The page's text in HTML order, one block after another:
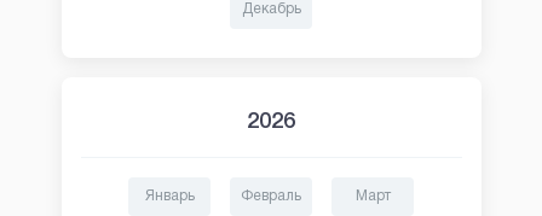
Декабрь
2026
Январь Февраль Март